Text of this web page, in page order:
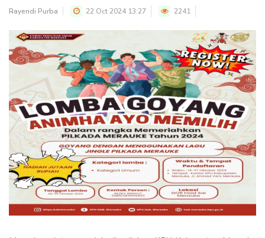
Rayendi Purba 22 Oct 2024 13:27 2241